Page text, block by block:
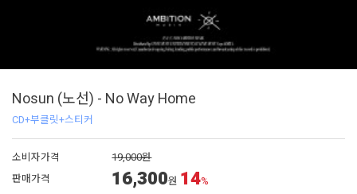
Nosun (노선) - No Way Home
CD+부클릿+스티커
소비자가격
19,000원
판매가격
16,300원 14%